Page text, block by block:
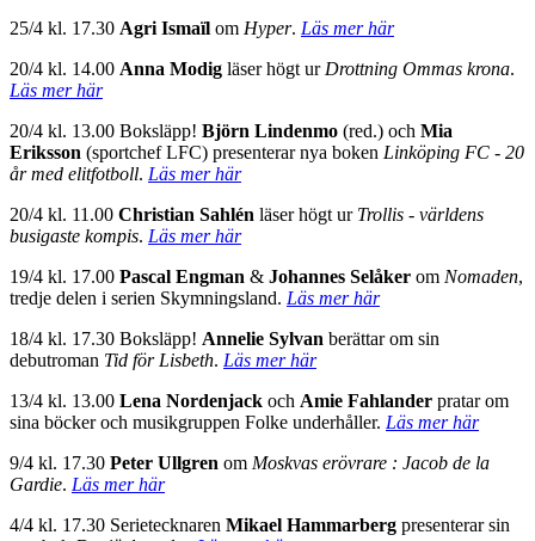
25/4 kl. 17.30 Agri Ismaïl om Hyper. Läs mer här
20/4 kl. 14.00 Anna Modig läser högt ur Drottning Ommas krona.
Läs mer här
20/4 kl. 13.00 Boksläpp! Björn Lindenmo (red.) och Mia
Eriksson (sportchef LFC) presenterar nya boken Linköping FC - 20
år med elitfotboll. Läs mer här
20/4 kl. 11.00 Christian Sahlén läser högt ur Trollis - världens
busigaste kompis. Läs mer här
19/4 kl. 17.00 Pascal Engman & Johannes Selåker om Nomaden,
tredje delen i serien Skymningsland. Läs mer här
18/4 kl. 17.30 Boksläpp! Annelie Sylvan berättar om sin
debutroman Tid för Lisbeth. Läs mer här
13/4 kl. 13.00 Lena Nordenjack och Amie Fahlander pratar om
sina böcker och musikgruppen Folke underhåller. Läs mer här
9/4 kl. 17.30 Peter Ullgren om Moskvas erövrare : Jacob de la
Gardie. Läs mer här
4/4 kl. 17.30 Serietecknaren Mikael Hammarberg presenterar sin